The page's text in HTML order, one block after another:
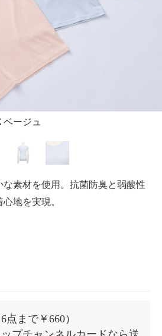
ージュ
素材を使用。抗菌防臭と弱酸性
地を実現。
6点まで￥660）